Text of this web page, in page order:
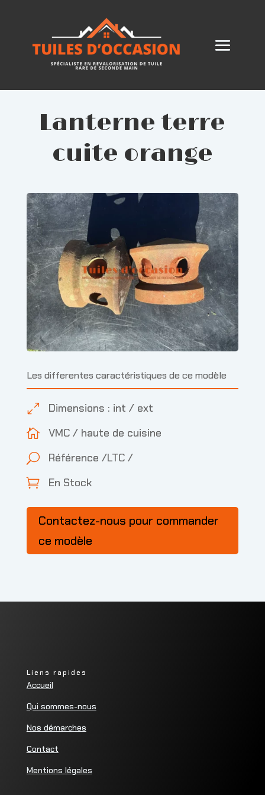
Lanterne terre
cuite orange
Les differentes caractéristiques de ce modèle
0 Dimensions : int / ext
 VMC / haute de cuisine
U Référence /LTC /
 En Stock
Contactez-nous pour commander
ce modèle
Liens rapides
Accueil
Qui sommes-nous
Nos démarches
Contact
Mentions légales